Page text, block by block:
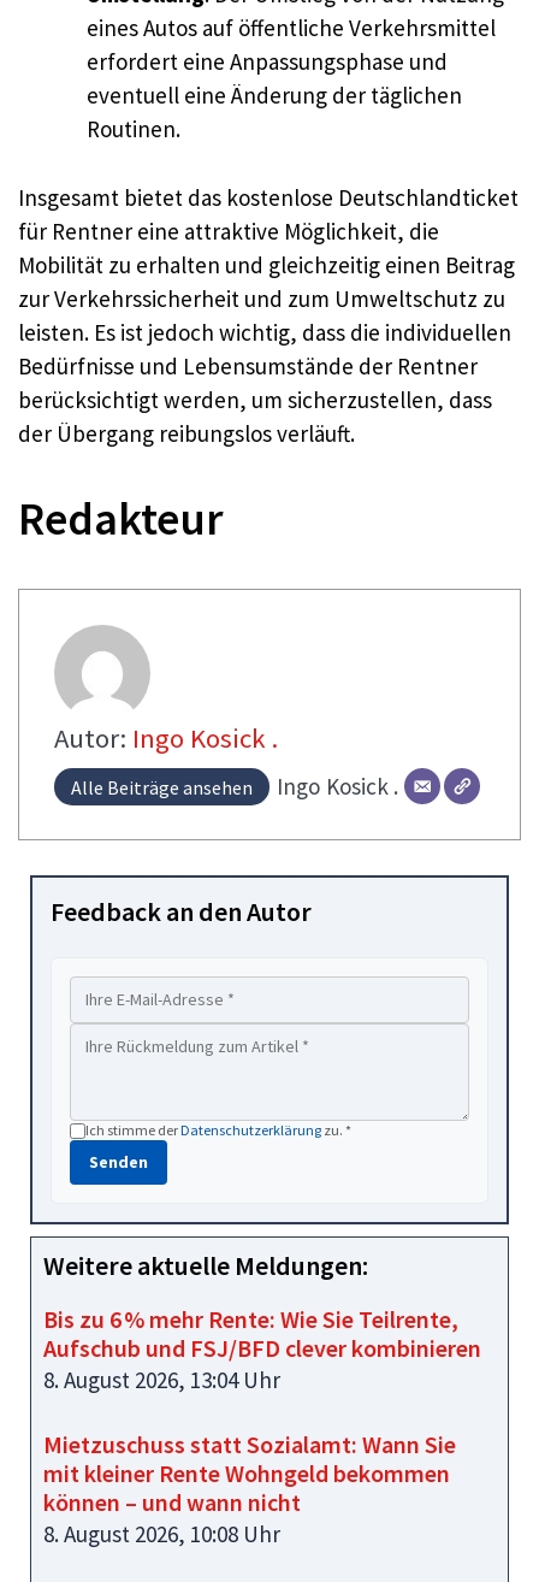
eines Autos auf öffentliche Verkehrsmittel
erfordert eine Anpassungsphase und
eventuell eine Änderung der täglichen
Routinen.
Insgesamt bietet das kostenlose Deutschlandticket
für Rentner eine attraktive Möglichkeit, die
Mobilität zu erhalten und gleichzeitig einen Beitrag
zur Verkehrssicherheit und zum Umweltschutz zu
leisten. Es ist jedoch wichtig, dass die individuellen
Bedürfnisse und Lebensumstände der Rentner
berücksichtigt werden, um sicherzustellen, dass
der Übergang reibungslos verläuft.
Redakteur
Autor: Ingo Kosick .
Alle Beiträge ansehen Ingo Kosick .
Feedback an den Autor
Ich stimme derDatenschutzerklärung zu. *
Senden
Weitere aktuelle Meldungen:
Bis zu 6 % mehr Rente: Wie Sie Teilrente,
Aufschub und FSJ/BFD clever kombinieren
8. August 2026, 13:04 Uhr
Mietzuschuss statt Sozialamt: Wann Sie
mit kleiner Rente Wohngeld bekommen
können – und wann nicht
8. August 2026, 10:08 Uhr